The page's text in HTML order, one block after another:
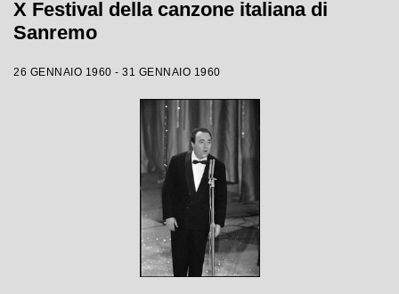
X Festival della canzone italiana di
Sanremo
26 GENNAIO 1960 - 31 GENNAIO 1960